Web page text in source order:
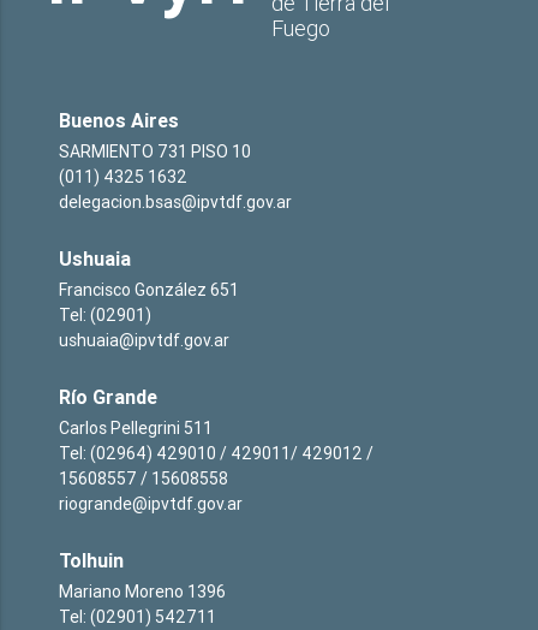
Fuego
Buenos Aires
SARMIENTO 731 PISO 10
(011) 4325 1632
delegacion.bsas@ipvtdf.gov.ar
Ushuaia
Francisco González 651
Tel: (02901)
ushuaia@ipvtdf.gov.ar
Río Grande
Carlos Pellegrini 511
Tel: (02964) 429010 / 429011/ 429012 /
15608557 / 15608558
riogrande@ipvtdf.gov.ar
Tolhuin
Mariano Moreno 1396
Tel: (02901) 542711